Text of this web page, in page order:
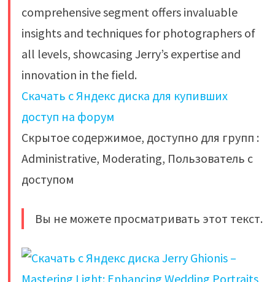
comprehensive segment offers invaluable
insights and techniques for photographers of
all levels, showcasing Jerry’s expertise and
innovation in the field.
Скачать с Яндекс диска для купивших
доступ на форум
Скрытое содержимое, доступно для групп :
Administrative, Moderating, Пользователь с
доступом
Вы не можете просматривать этот текст.